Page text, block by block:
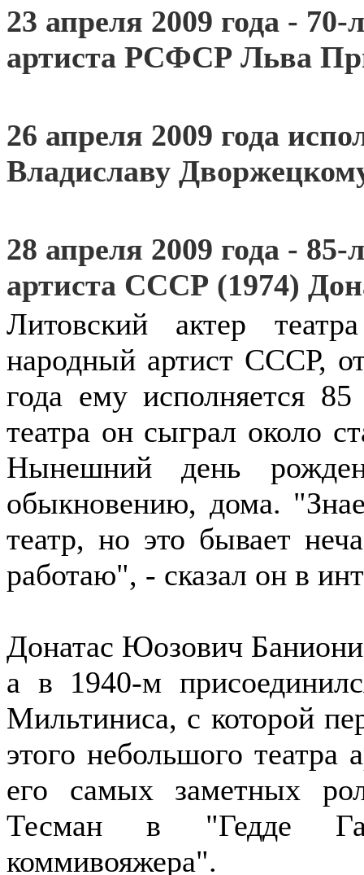
23 апреля 2009 года -
артиста РСФСР Льва
26 апреля 2009 года
Владиславу
28 апреля 2009 года -
артиста СССР (1974)
Литовский актер
народный артист СССР,
года ему исполняется
театра он сыграл около
Нынешний день
обыкновению, дома.
театр, но это бывает
работаю", - сказал он в
Донатас Юозович
а в 1940-м
Мильтиниса, с которой
этого небольшого театра
его самых заметных
Тесман в "Гедде
коммивояжера".